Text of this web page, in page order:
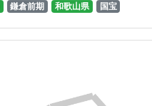
鎌倉前期 和歌山県 国宝